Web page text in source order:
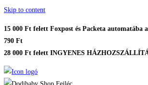
Skip to content
15 000 Ft felett Foxpost és Packeta automatába
790 Ft
28 000 Ft felett INGYENES